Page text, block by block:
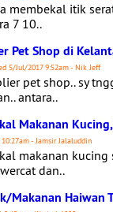
membekal itik
7 10..
Pet Shop di
5/Jul/2017 9:52am - Nik Jeff
pet shop.. sy
antara..
Makanan
- Jamsir Jalaluddin
makanan kucing
dan..
Makanan Haiwan